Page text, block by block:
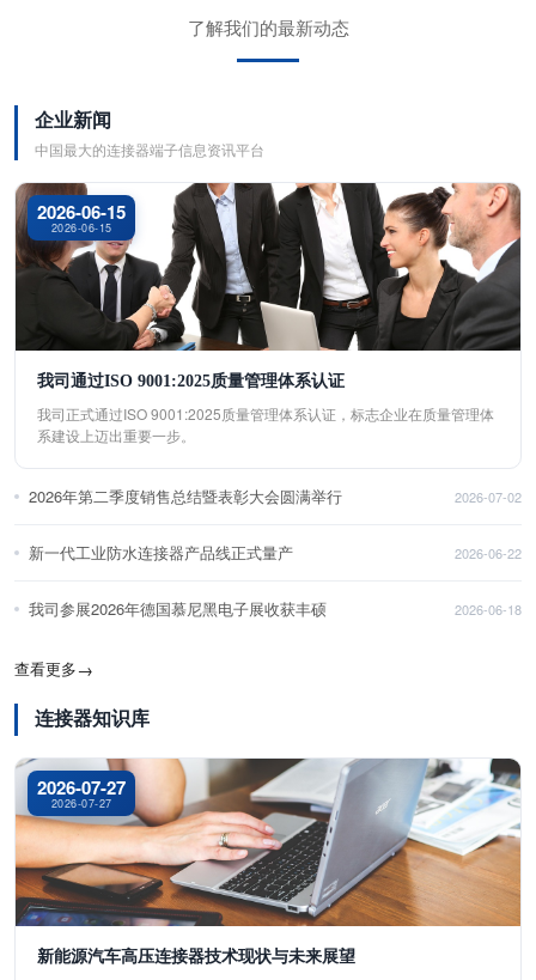
了解我们的最新动态
企业新闻
中国最大的连接器端子信息资讯平台
2026-06-15
2026-06-15
我司通过ISO 9001:2025质量管理体系认证
我司正式通过ISO 9001:2025质量管理体系认证，标志企业在质量管理体
系建设上迈出重要一步。
2026年第二季度销售总结暨表彰大会圆满举行 2026-07-02
新一代工业防水连接器产品线正式量产 2026-06-22
我司参展2026年德国慕尼黑电子展收获丰硕 2026-06-18
查看更多→
连接器知识库
2026-07-27
2026-07-27
新能源汽车高压连接器技术现状与未来展望